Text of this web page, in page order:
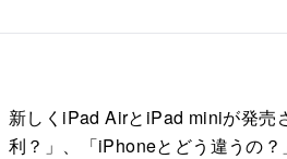
新しくiPad AirとiPad miniが発売
利？」、「iPhoneとどう違うの？